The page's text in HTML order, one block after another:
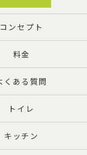
コンセプト
料金
くある質問
トイレ
キッチン